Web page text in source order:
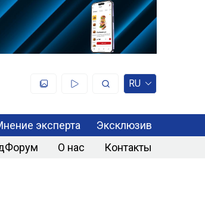
RU
эксперта
Эксклюзив
О нас Контакты